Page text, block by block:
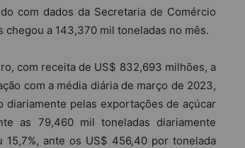
com dados da Secretaria de Comércio
a 143,370 mil toneladas no mês.
com receita de US$ 832,693 milhões, a
com a média diária de março de 2023,
diariamente pelas exportações de açúcar
as 79,460 mil toneladas diariamente
ante os US$ 456,40 por tonelada